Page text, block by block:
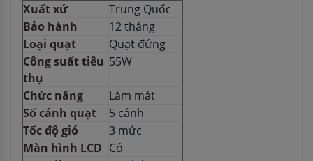
Xuất xứ
Trung Quốc
Bảo hành
12 tháng
Loại quạt
Quạt đứng
Công suất tiêu
thụ
55W
Chức năng
Làm mát
Số cánh quạt
5 cánh
Tốc độ gió
3 mức
Màn hình LCD Có